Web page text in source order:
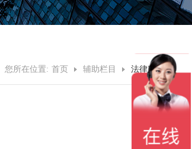
您所在位置: 首页 辅助栏目 法律声明